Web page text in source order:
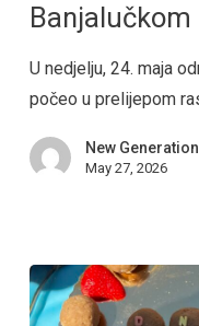
U nedjelju, 24. maja
počeo u prelijepom
New
May 27, 2026